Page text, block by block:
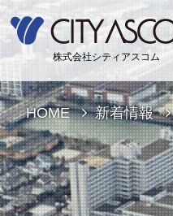
株式会社シティアスコム
HOME 新着情報